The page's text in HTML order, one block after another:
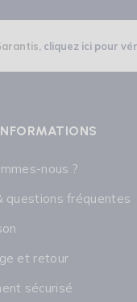
cliquez ici pour
nous ?
questions fréquentes
et retour
sécurisé